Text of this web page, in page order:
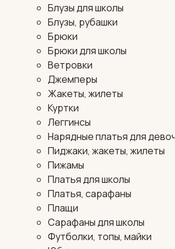
Блузы для школы
Блузы, рубашки
Брюки
Брюки для школы
Ветровки
Джемперы
Жакеты, жилеты
Куртки
Леггинсы
Нарядные платья для
Пиджаки, жакеты, жилеты
Пижамы
Платья для школы
Платья, сарафаны
Плащи
Сарафаны для школы
Футболки, топы, майки